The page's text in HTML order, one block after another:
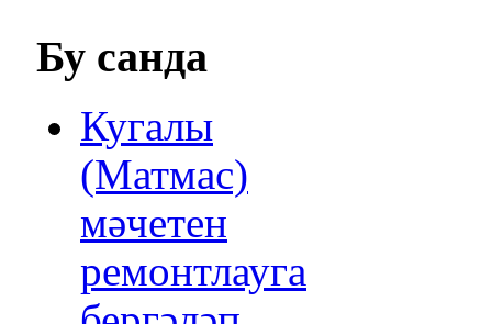
Бу санда
Кугалы
(Матмас)
мәчетен
ремонтлауга